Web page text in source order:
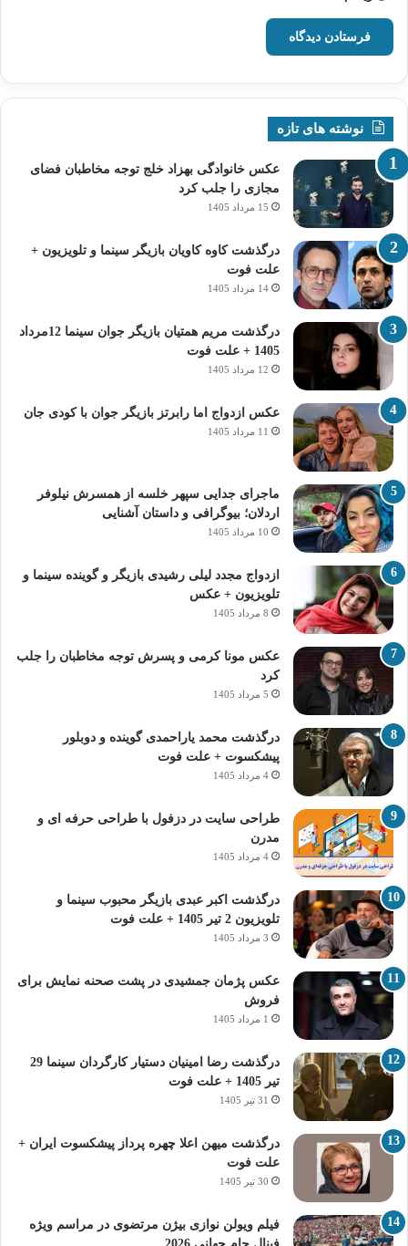
نوشته های تازه
عکس خانوادگی بهزاد خلج توجه مخاطبان فضای
مجازی را جلب کرد
15 مرداد 1405
درگذشت کاوه کاویان بازیگر سینما و تلویزیون +
علت فوت
14 مرداد 1405
درگذشت مریم همتیان بازیگر جوان سینما 12مرداد
1405 + علت فوت
12 مرداد 1405
عکس ازدواج اما رابرتز بازیگر جوان با کودی جان
11 مرداد 1405
ماجرای جدایی سپهر خلسه از همسرش نیلوفر
اردلان؛ بیوگرافی و داستان آشنایی
10 مرداد 1405
ازدواج مجدد لیلی رشیدی بازیگر و گوینده سینما و
تلویزیون + عکس
8 مرداد 1405
عکس مونا کرمی و پسرش توجه مخاطبان را جلب
کرد
5 مرداد 1405
درگذشت محمد یاراحمدی گوینده و دوبلور
پیشکسوت + علت فوت
4 مرداد 1405
طراحی سایت در دزفول با طراحی حرفه‌ ای و
مدرن
4 مرداد 1405
درگذشت اکبر عبدی بازیگر محبوب سینما و
تلویزیون 2 تیر 1405 + علت فوت
3 مرداد 1405
عکس پژمان جمشیدی در پشت صحنه نمایش برای
فروش
1 مرداد 1405
درگذشت رضا امینیان دستیار کارگردان سینما 29
تیر 1405 + علت فوت
31 تیر 1405
درگذشت میهن اعلا چهره پرداز پیشکسوت ایران +
علت فوت
30 تیر 1405
فیلم ویولن نوازی بیژن مرتضوی در مراسم ویژه